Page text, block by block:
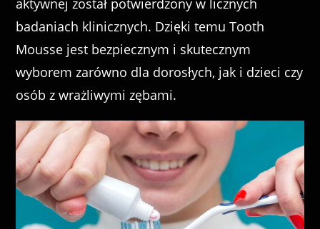
aktywnej został potwierdzony w licznych
badaniach klinicznych. Dzięki temu Tooth
Mousse jest bezpiecznym i skutecznym
wyborem zarówno dla dorosłych, jak i dzieci czy
osób z wrażliwymi zębami.